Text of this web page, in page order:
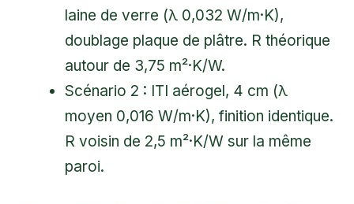
laine de verre (λ 0,032 W/m·K),
doublage plaque de plâtre. R théorique
autour de 3,75 m²·K/W.
Scénario 2 : ITI aérogel, 4 cm (λ
moyen 0,016 W/m·K), finition identique.
R voisin de 2,5 m²·K/W sur la même
paroi.